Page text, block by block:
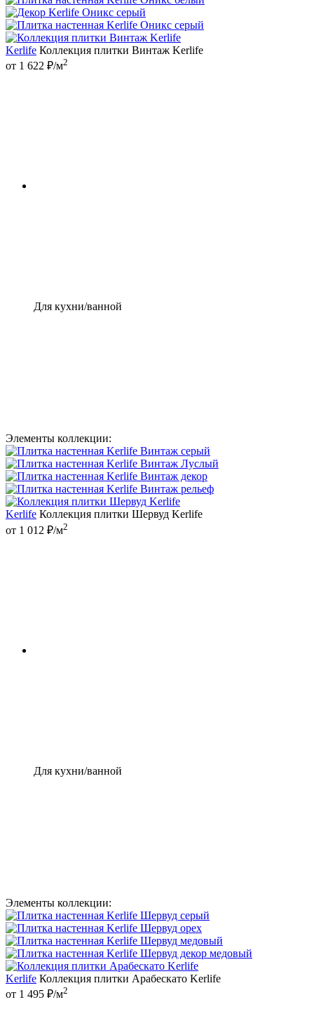
Kerlife Коллекция плитки Винтаж Kerlife
от 1 622 ₽/м2
Для кухни/ванной
Элементы коллекции:
Kerlife Коллекция плитки Шервуд Kerlife
от 1 012 ₽/м2
Для кухни/ванной
Элементы коллекции:
Kerlife Коллекция плитки Арабескато Kerlife
от 1 495 ₽/м2